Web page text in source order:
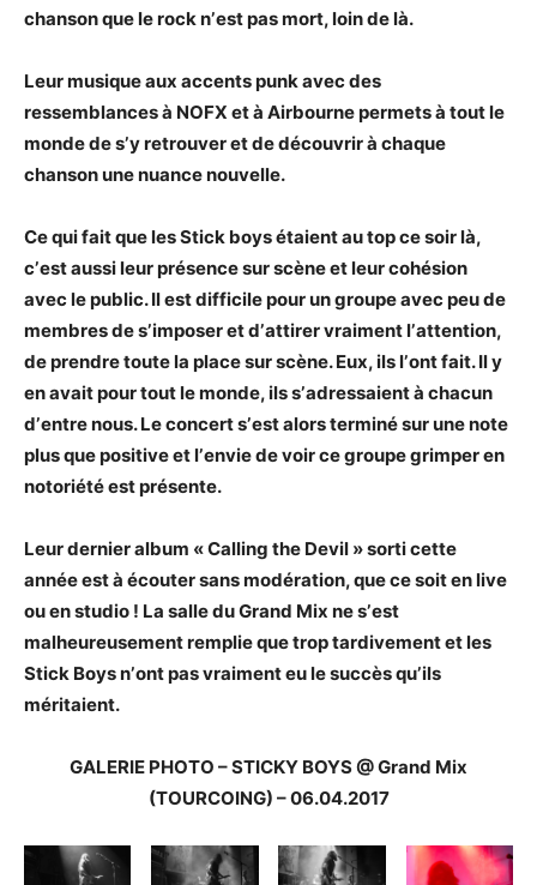
chanson que le rock nʼest pas mort, loin de là.
Leur musique aux accents punk avec des
ressemblances à NOFX et à Airbournepermets à tout le
monde de sʼy retrouver et de découvrir à chaque
chanson unenuance nouvelle.
Ce qui fait que les Stick boys étaient au top ce soir là,
cʼest aussi leur présencesur scène et leur cohésion
avec le public. Il est difficile pour un groupe avecpeu de
membres de sʼimposer et dʼattirer vraiment lʼattention,
de prendre toutela place sur scène. Eux, ils lʼont fait. Il y
en avait pour tout le monde, ilssʼadressaient à chacun
dʼentre nous. Le concert sʼest alors terminé sur unenote
plus que positive et lʼenvie de voir ce groupe grimper en
notoriété estprésente.
Leur dernier album « Calling the Devil » sorti cette
année est à écouter sansmodération, que ce soit en live
ou en studio ! La salle du Grand Mix ne sʼest
malheureusement remplie que trop tardivementet les
Stick Boys nʼont pas vraiment eu le succès quʼils
méritaient.
GALERIE PHOTO – STICKY BOYS @ Grand Mix
(TOURCOING) – 06.04.2017